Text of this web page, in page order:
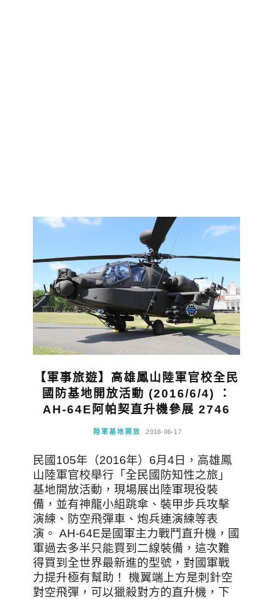
【軍事旅遊】高雄鳳山陸軍官校全民
國防基地開放活動 (2016/6/4) ：
AH-64E阿帕契直升機參展 2746
陸軍基地開放 2016-06-17
民國105年（2016年）6月4日，高雄鳳
山陸軍官校舉行「全民國防知性之旅」
基地開放活動，現場展出陸軍現役裝
備，並有神龍小組跳傘、裝甲步兵攻擊
演練、防空飛彈車、炮兵連演練等表
演。 AH-64E是國軍主力戰鬥直升機，國
軍過去多半只能買到二線裝備，這次難
得買到全世界最新進的型號，對國軍戰
力提升極有幫助！ 機翼端上方是刺針空
對空飛彈，可以獵殺對方的直升機，下